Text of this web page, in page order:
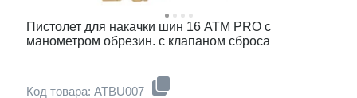
Пистолет для накачки шин 16 АТМ PRO с
манометром обрезин. с клапаном сброса
Код товара: ATBU007